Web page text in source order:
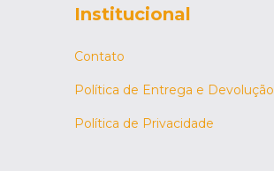
Institucional
Contato
Política de Entrega e Devolução
Política de Privacidade